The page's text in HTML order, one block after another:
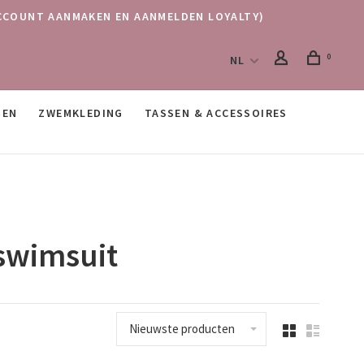
AANMAKEN EN AANMELDEN LOYALTY)
NL 0
ZWEMKLEDING
TASSEN & ACCESSOIRES
Nieuwste producten